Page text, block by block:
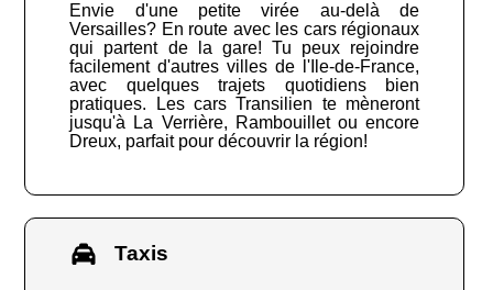
Envie d'une petite virée au-delà de
Versailles? En route avec les cars régionaux
qui partent de la gare! Tu peux rejoindre
facilement d'autres villes de l'Ile-de-France,
avec quelques trajets quotidiens bien
pratiques. Les cars Transilien te mèneront
jusqu'à La Verrière, Rambouillet ou encore
Dreux, parfait pour découvrir la région!
Taxis